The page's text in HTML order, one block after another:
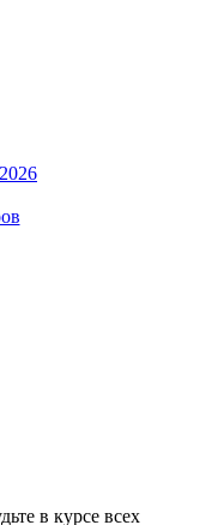
в курсе всех